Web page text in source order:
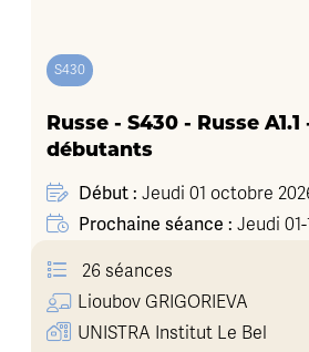
S430
Russe - S430 - Russe A1.1
débutants
Début : Jeudi 01 octobre
Prochaine séance : Jeudi 01-
26 séances
Lioubov GRIGORIEVA
UNISTRA Institut Le Bel